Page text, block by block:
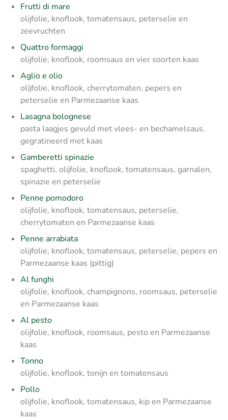
Frutti di mare
olijfolie, knoflook, tomatensaus, peterselie en
zeevruchten
Quattro formaggi
olijfolie, knoflook, roomsaus en vier soorten kaas
Aglio e olio
olijfolie, knoflook, cherrytomaten, pepers en
peterselie en Parmezaanse kaas
Lasagna bolognese
pasta laagjes gevuld met vlees- en bechamelsaus,
gegratineerd met kaas
Gamberetti spinazie
spaghetti, olijfolie, knoflook, tomatensaus, garnalen,
spinazie en peterselie
Penne pomodoro
olijfolie, knoflook, tomatensaus, peterselie,
cherrytomaten en Parmezaanse kaas
Penne arrabiata
olijfolie, knoflook, tomatensaus, peterselie, pepers en
Parmezaanse kaas (pittig)
Al funghi
olijfolie, knoflook, champignons, roomsaus, peterselie
en Parmezaanse kaas
Al pesto
olijfolie, knoflook, roomsaus, pesto en Parmezaanse
kaas
Tonno
olijfolie, knoflook, tonijn en tomatensaus
Pollo
olijfolie, knoflook, tomatensaus, kip en Parmezaanse
kaas